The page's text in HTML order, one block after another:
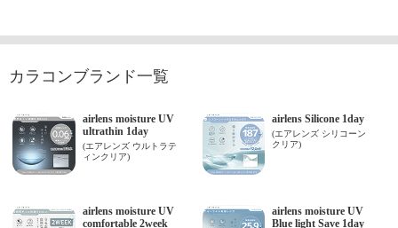
カラコンブランド一覧